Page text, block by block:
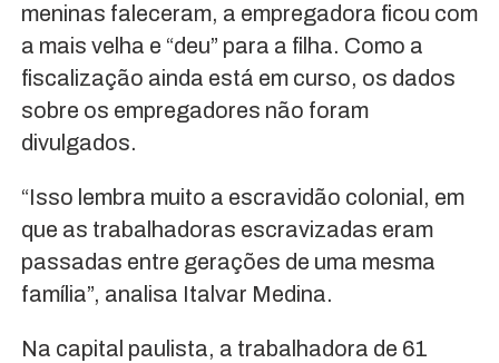
meninas faleceram, a empregadora ficou com
a mais velha e “deu” para a filha. Como a
fiscalização ainda está em curso, os dados
sobre os empregadores não foram
divulgados.
“Isso lembra muito a escravidão colonial, em
que as trabalhadoras escravizadas eram
passadas entre gerações de uma mesma
família”, analisa Italvar Medina.
Na capital paulista, a trabalhadora de 61